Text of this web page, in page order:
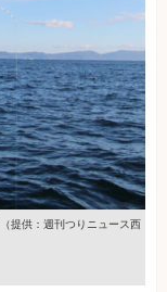
（提供：週刊つりニュース西